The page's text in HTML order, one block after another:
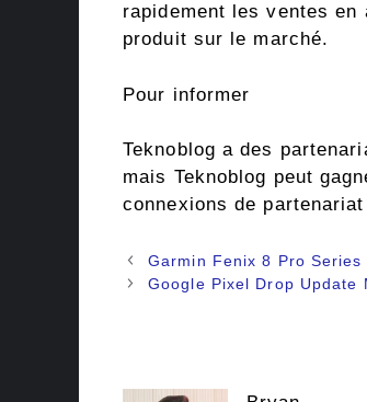
rapidement les ventes en
produit sur le marché.
Pour informer
Teknoblog a des
mais Teknoblog peut
connexions de
Navigation
des
Garmin Fenix ​​8 Pro
Google Pixel Drop Update